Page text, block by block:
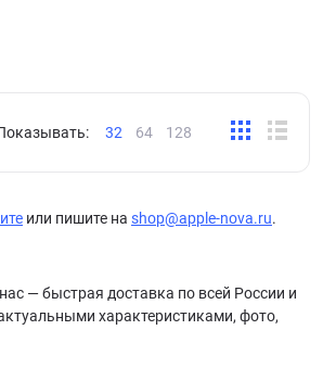
32 64 128
или пишите на shop@apple-nova.ru.
— быстрая доставка по всей России и
характеристиками, фото,